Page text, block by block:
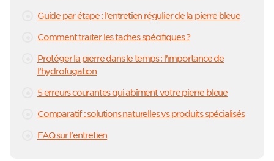
Guide par étape : l’entretien régulier de la pierre bleue
Comment traiter les taches spécifiques ?
Protéger la pierre dans le temps : l’importance de
l’hydrofugation
5 erreurs courantes qui abîment votre pierre bleue
Comparatif : solutions naturelles vs produits spécialisés
FAQ sur l'entretien